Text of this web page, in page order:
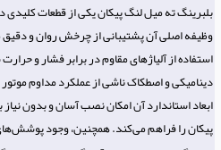
بلبرینگ ته میل لنگ پیکان یکی از قطعات
وظیفه اصلی آن پشتیبانی از چرخش روان و دقیق
استفاده از آلیاژهای مقاوم در برابر فشار و
دینامیکی و اصطکاک ناشی از عملکرد مداوم
ابعاد استاندارد آن امکان نصب آسان و بدون
پیکان را فراهم می‌کند. همچنین، وجود